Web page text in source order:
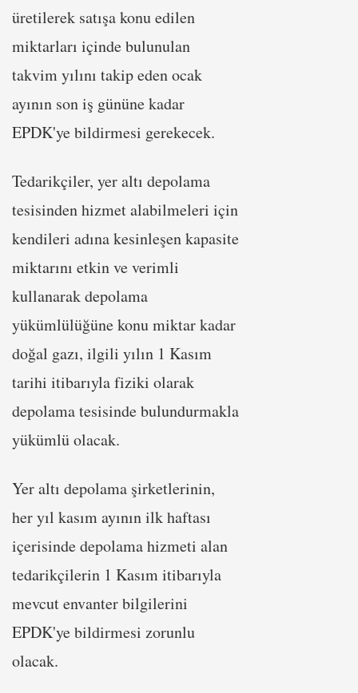
üretilerek satışa konu edilen
miktarları içinde bulunulan
takvim yılını takip eden ocak
ayının son iş gününe kadar
EPDK'ye bildirmesi gerekecek.
Tedarikçiler, yer altı depolama
tesisinden hizmet alabilmeleri için
kendileri adına kesinleşen kapasite
miktarını etkin ve verimli
kullanarak depolama
yükümlülüğüne konu miktar kadar
doğal gazı, ilgili yılın 1 Kasım
tarihi itibarıyla fiziki olarak
depolama tesisinde bulundurmakla
yükümlü olacak.
Yer altı depolama şirketlerinin,
her yıl kasım ayının ilk haftası
içerisinde depolama hizmeti alan
tedarikçilerin 1 Kasım itibarıyla
mevcut envanter bilgilerini
EPDK'ye bildirmesi zorunlu
olacak.